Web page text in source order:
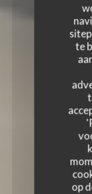
te
op